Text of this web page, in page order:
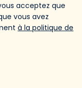
acceptez que
vous avez
à la politique de